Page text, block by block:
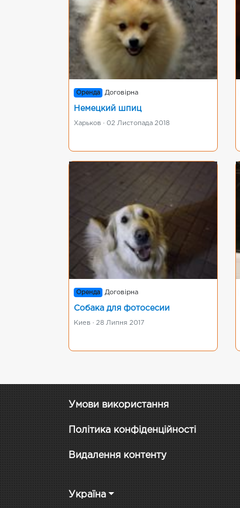
Оренда Договірна
Немецкий шпиц
Харьков · 02 Листопада 2018
Оренда Договірна
Собака для фотосесии
Киев · 28 Липня 2017
Умови використання
Політика конфіденційності
Видалення контенту
Україна